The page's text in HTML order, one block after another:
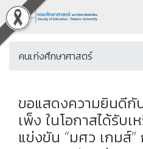
คนเก่งศึกษาศาสตร์
ขอแสดงความยินดีกั
เพ็ง ในโอกาสได้รับ
แข่งขัน “มศว เกมส์